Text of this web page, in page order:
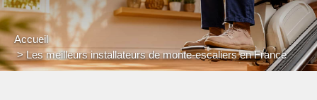
Accueil
Les meilleurs installateurs de monte-escaliers en France